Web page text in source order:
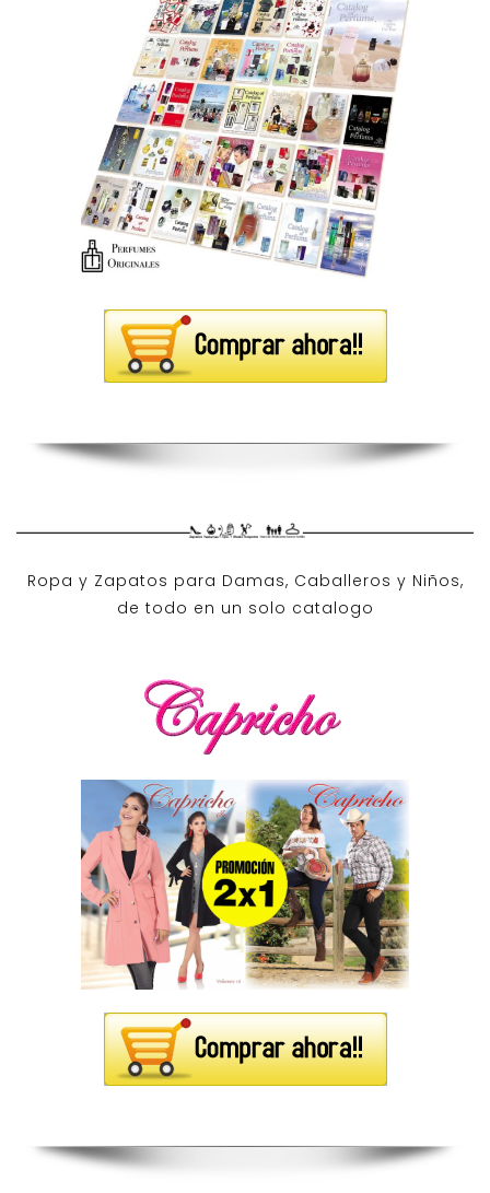
Ropa y Zapatos para Damas, Caballeros y Niños,
de todo en un solo catalogo